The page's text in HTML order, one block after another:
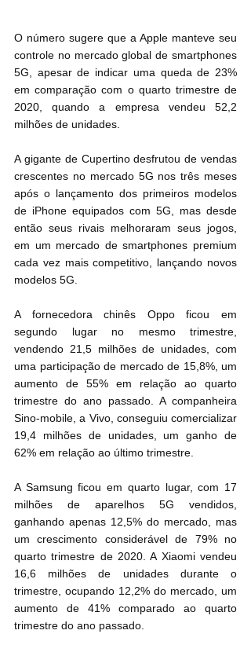
O número sugere que a Apple manteve seu
controle no mercado global de smartphones
5G, apesar de indicar uma queda de 23%
em comparação com o quarto trimestre de
2020, quando a empresa vendeu 52,2
milhões de unidades.
A gigante de Cupertino desfrutou de vendas
crescentes no mercado 5G nos três meses
após o lançamento dos primeiros modelos
de iPhone equipados com 5G, mas desde
então seus rivais melhoraram seus jogos,
em um mercado de smartphones premium
cada vez mais competitivo, lançando novos
modelos 5G.
A fornecedora chinês Oppo ficou em
segundo lugar no mesmo trimestre,
vendendo 21,5 milhões de unidades, com
uma participação de mercado de 15,8%, um
aumento de 55% em relação ao quarto
trimestre do ano passado. A companheira
Sino-mobile, a Vivo, conseguiu comercializar
19,4 milhões de unidades, um ganho de
62% em relação ao último trimestre.
A Samsung ficou em quarto lugar, com 17
milhões de aparelhos 5G vendidos,
ganhando apenas 12,5% do mercado, mas
um crescimento considerável de 79% no
quarto trimestre de 2020. A Xiaomi vendeu
16,6 milhões de unidades durante o
trimestre, ocupando 12,2% do mercado, um
aumento de 41% comparado ao quarto
trimestre do ano passado.